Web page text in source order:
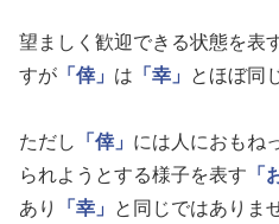
望ましく歓迎できる状態を表
すが 「倖」 は 「幸」 とほぼ同
ただし 「倖」 には人におもね
られようとする様子を表す 「
あり
「幸」 と同じではありま